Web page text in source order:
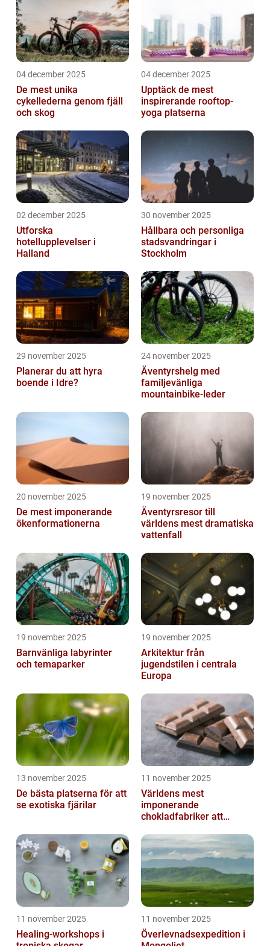
04 december 2025
De mest unika
cykellederna genom fjäll
och skog
04 december 2025
Upptäck de mest
inspirerande rooftop-
yoga platserna
02 december 2025
Utforska
hotellupplevelser i
Halland
30 november 2025
Hållbara och personliga
stadsvandringar i
Stockholm
29 november 2025
Planerar du att hyra
boende i Idre?
24 november 2025
Äventyrshelg med
familjevänliga
mountainbike-leder
20 november 2025
De mest imponerande
ökenformationerna
19 november 2025
Äventyrsresor till
världens mest dramatiska
vattenfall
19 november 2025
Barnvänliga labyrinter
och temaparker
19 november 2025
Arkitektur från
jugendstilen i centrala
Europa
13 november 2025
De bästa platserna för att
se exotiska fjärilar
11 november 2025
Världens mest
imponerande
chokladfabriker att
11 november 2025
Healing-workshops i
11 november 2025
Överlevnadsexpedition i